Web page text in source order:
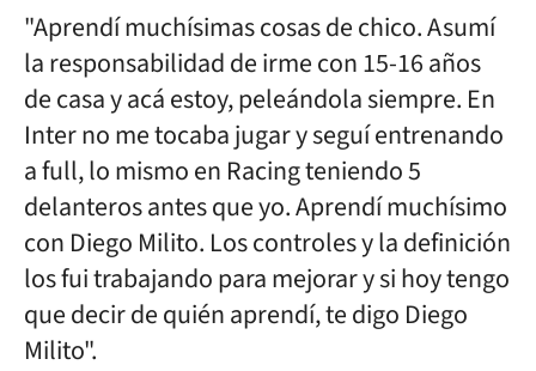
"Aprendí muchísimas cosas de chico. Asumí
la responsabilidad de irme con 15-16 años
de casa y acá estoy, peleándola siempre. En
Inter no me tocaba jugar y seguí entrenando
a full, lo mismo en Racing teniendo 5
delanteros antes que yo. Aprendí muchísimo
con Diego Milito. Los controles y la definición
los fui trabajando para mejorar y si hoy tengo
que decir de quién aprendí, te digo Diego
Milito".